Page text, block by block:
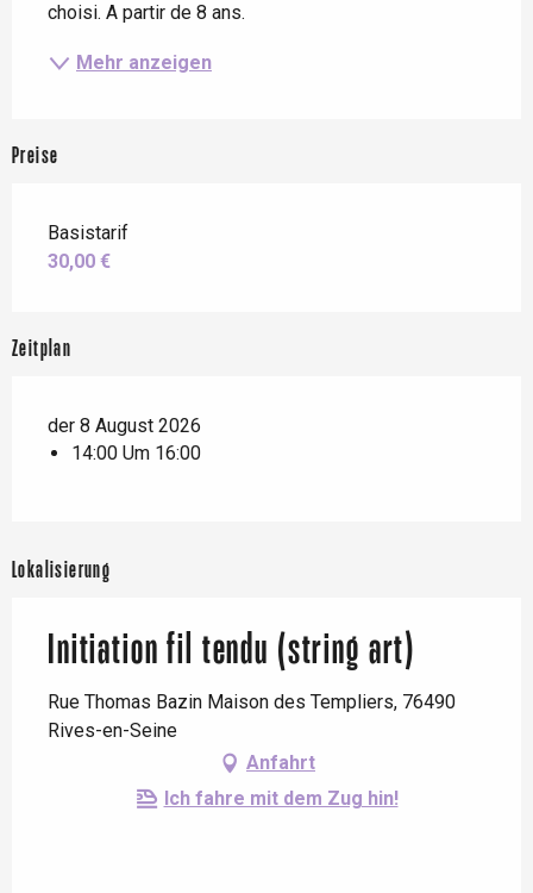
choisi. A partir de 8 ans.
Mehr anzeigen
Preise
Basistarif
30,00 €
Zeitplan
der 8 August 2026
14:00 Um 16:00
Lokalisierung
Initiation fil tendu (string art)
Rue Thomas Bazin Maison des Templiers, 76490
Rives-en-Seine
Anfahrt
Ich fahre mit dem Zug hin!